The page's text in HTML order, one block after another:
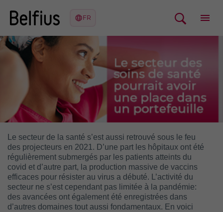
Le secteur de la santé s’est aussi retrouvé sous le feu
des projecteurs en 2021. D’une part les hôpitaux ont été
régulièrement submergés par les patients atteints du
covid et d’autre part, la production massive de vaccins
efficaces pour résister au virus a débuté. L’activité du
secteur ne s’est cependant pas limitée à la pandémie:
des avancées ont également été enregistrées dans
d’autres domaines tout aussi fondamentaux. En voici